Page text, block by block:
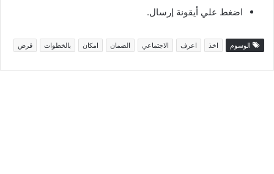
اضغط علي أيقونة إرسال.
الوسوم اخذ اعرف الاجتماعي الضمان امكان بالخطوات قرض